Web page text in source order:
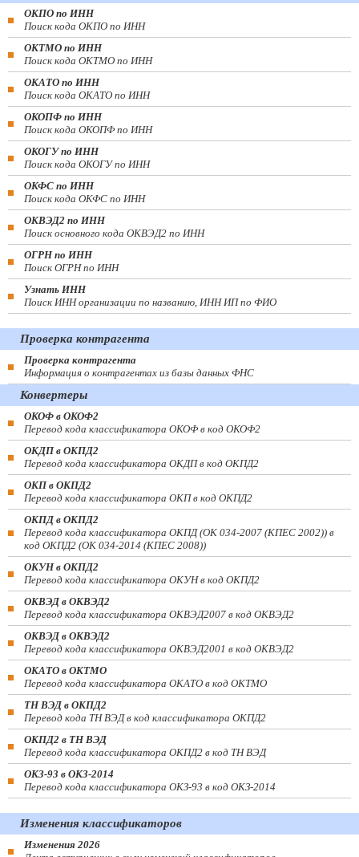
ОКПО по ИНН
Поиск кода ОКПО по ИНН
ОКТМО по ИНН
Поиск кода ОКТМО по ИНН
ОКАТО по ИНН
Поиск кода ОКАТО по ИНН
ОКОПФ по ИНН
Поиск кода ОКОПФ по ИНН
ОКОГУ по ИНН
Поиск кода ОКОГУ по ИНН
ОКФС по ИНН
Поиск кода ОКФС по ИНН
ОКВЭД2 по ИНН
Поиск основного кода ОКВЭД2 по ИНН
ОГРН по ИНН
Поиск ОГРН по ИНН
Узнать ИНН
Поиск ИНН организации по названию, ИНН ИП по ФИО
Проверка контрагента
Проверка контрагента
Информация о контрагентах из базы данных ФНС
Конвертеры
ОКОФ в ОКОФ2
Перевод кода классификатора ОКОФ в код ОКОФ2
ОКДП в ОКПД2
Перевод кода классификатора ОКДП в код ОКПД2
ОКП в ОКПД2
Перевод кода классификатора ОКП в код ОКПД2
ОКПД в ОКПД2
Перевод кода классификатора ОКПД (ОК 034-2007 (КПЕС 2002)) в
код ОКПД2 (ОК 034-2014 (КПЕС 2008))
ОКУН в ОКПД2
Перевод кода классификатора ОКУН в код ОКПД2
ОКВЭД в ОКВЭД2
Перевод кода классификатора ОКВЭД2007 в код ОКВЭД2
ОКВЭД в ОКВЭД2
Перевод кода классификатора ОКВЭД2001 в код ОКВЭД2
ОКАТО в ОКТМО
Перевод кода классификатора ОКАТО в код ОКТМО
ТН ВЭД в ОКПД2
Перевод кода ТН ВЭД в код классификатора ОКПД2
ОКПД2 в ТН ВЭД
Перевод кода классификатора ОКПД2 в код ТН ВЭД
ОКЗ-93 в ОКЗ-2014
Перевод кода классификатора ОКЗ-93 в код ОКЗ-2014
Изменения классификаторов
Изменения 2026